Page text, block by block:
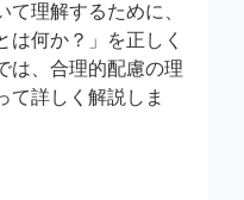
理解するために、
は何か？」を正しく
は、合理的配慮の理
て詳しく解説しま